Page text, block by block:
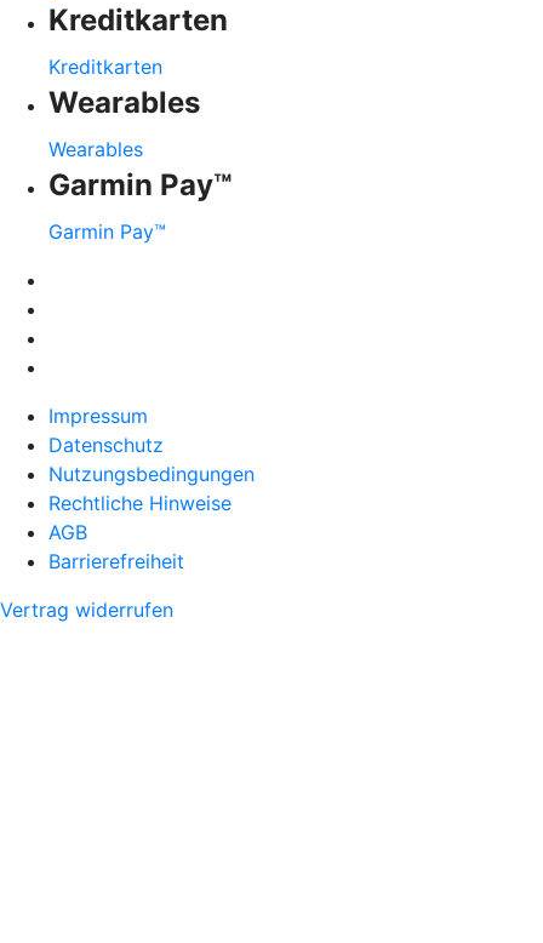
Kreditkarten
Kreditkarten
Wearables
Wearables
Garmin Pay™
Garmin Pay™
Impressum
Datenschutz
Nutzungsbedingungen
Rechtliche Hinweise
AGB
Barrierefreiheit
Vertrag widerrufen